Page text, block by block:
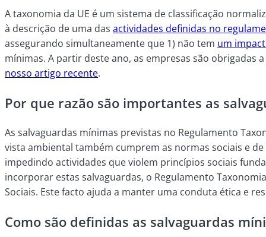
A taxonomia da UE é um sistema de classificação
à descrição de uma das actividades definidas no
assegurando simultaneamente que 1) não tem um
mínimas. A partir deste ano, as empresas são
nosso artigo recente.
Por que razão são importantes as
As salvaguardas mínimas previstas no Regulamento
vista ambiental também cumprem as normas sociais e
impedindo actividades que violem princípios sociais
incorporar estas salvaguardas, o Regulamento
Sociais. Este facto ajuda a manter uma conduta ética e
Como são definidas as salvaguardas